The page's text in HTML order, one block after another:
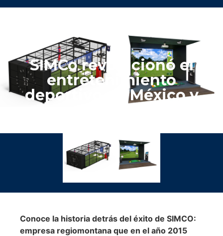
SIMCo revolucionó el
entretenimiento
deportivo en México y
LATAM
Conoce la historia detrás del éxito de SIMCO:
empresa regiomontana que en el año 2015